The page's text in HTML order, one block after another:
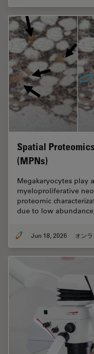
Spatial
(MPNs)
Megakaryocytes play
myeloproliferative
proteomic
due to low
Jun 18, 2026 オン